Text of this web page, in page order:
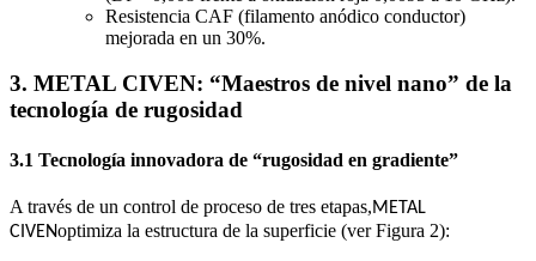
Resistencia CAF (filamento anódico conductor)
mejorada en un 30%.
3. METAL CIVEN: “Maestros de nivel nano” de la
tecnología de rugosidad
3.1 Tecnología innovadora de “rugosidad en gradiente”
A través de un control de proceso de tres etapas,METAL
CIVENoptimiza la estructura de la superficie (ver Figura 2):